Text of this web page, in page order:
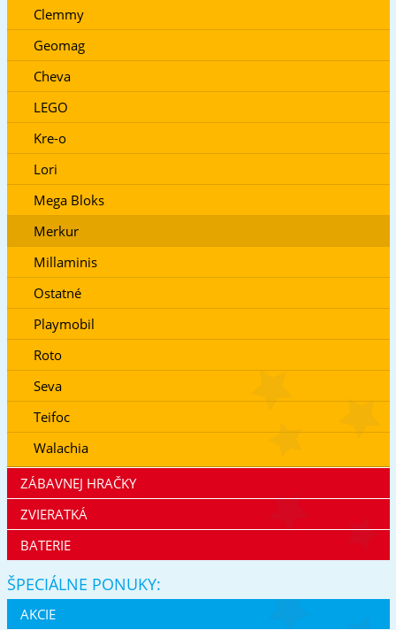
Clemmy
Geomag
Cheva
LEGO
Kre-o
Lori
Mega Bloks
Merkur
Millaminis
Ostatné
Playmobil
Roto
Seva
Teifoc
Walachia
ZÁBAVNEJ HRAČKY
ZVIERATKÁ
BATERIE
ŠPECIÁLNE PONUKY:
AKCIE